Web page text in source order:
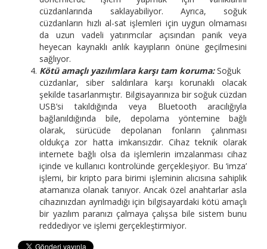
cüzdanlarında saklayabiliyor. Ayrıca, soğuk
cüzdanların hızlı al-sat işlemleri için uygun olmaması
da uzun vadeli yatırımcılar açısından panik veya
heyecan kaynaklı anlık kayıpların önüne geçilmesini
sağlıyor.
Kötü amaçlı yazılımlara karşı tam koruma: Soğuk
cüzdanlar, siber saldırılara karşı korunaklı olacak
şekilde tasarlanmıştır. Bilgisayarınıza bir soğuk cüzdan
USB’si takıldığında veya Bluetooth aracılığıyla
bağlanıldığında bile, depolama yöntemine bağlı
olarak, sürücüde depolanan fonların çalınması
oldukça zor hatta imkansızdır. Cihaz teknik olarak
internete bağlı olsa da işlemlerin imzalanması cihaz
içinde ve kullanıcı kontrolünde gerçekleşiyor. Bu ‘imza’
işlemi, bir kripto para birimi işleminin alıcısına sahiplik
atamanıza olanak tanıyor. Ancak özel anahtarlar asla
cihazınızdan ayrılmadığı için bilgisayardaki kötü amaçlı
bir yazılım paranızı çalmaya çalışsa bile sistem bunu
reddediyor ve işlemi gerçekleştirmiyor.